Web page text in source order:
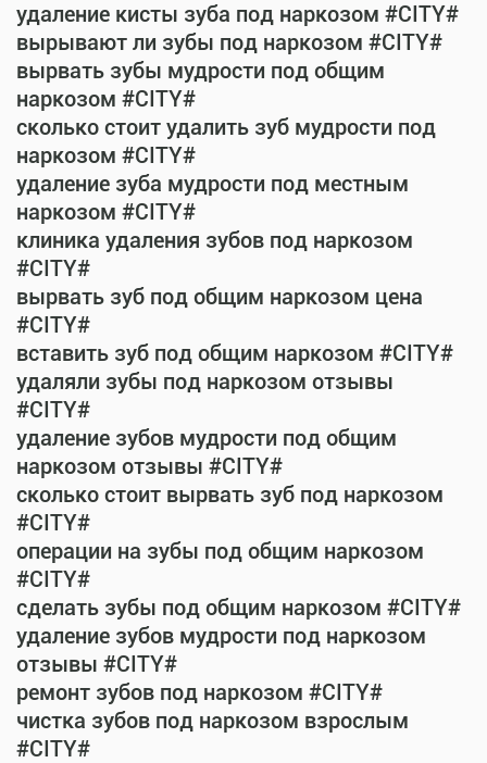
удаление кисты зуба под наркозом #CITY#
вырывают ли зубы под наркозом #CITY#
вырвать зубы мудрости под общим
наркозом #CITY#
сколько стоит удалить зуб мудрости под
наркозом #CITY#
удаление зуба мудрости под местным
наркозом #CITY#
клиника удаления зубов под наркозом
#CITY#
вырвать зуб под общим наркозом цена
#CITY#
вставить зуб под общим наркозом #CITY#
удаляли зубы под наркозом отзывы
#CITY#
удаление зубов мудрости под общим
наркозом отзывы #CITY#
сколько стоит вырвать зуб под наркозом
#CITY#
операции на зубы под общим наркозом
#CITY#
сделать зубы под общим наркозом #CITY#
удаление зубов мудрости под наркозом
отзывы #CITY#
ремонт зубов под наркозом #CITY#
чистка зубов под наркозом взрослым
#CITY#